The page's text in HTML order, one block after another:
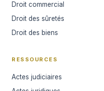
Droit commercial
Droit des sûretés
Droit des biens
RESSOURCES
Actes judiciaires